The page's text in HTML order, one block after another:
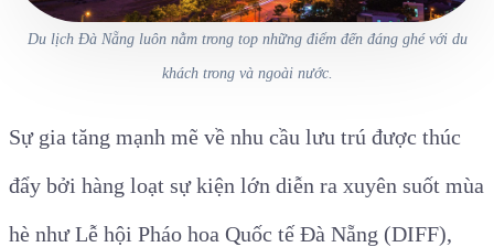
Du lịch Đà Nẵng luôn nằm trong top những điểm đến đáng ghé với du
khách trong và ngoài nước.
Sự gia tăng mạnh mẽ về nhu cầu lưu trú được thúc
đẩy bởi hàng loạt sự kiện lớn diễn ra xuyên suốt mùa
hè như Lễ hội Pháo hoa Quốc tế Đà Nẵng (DIFF),